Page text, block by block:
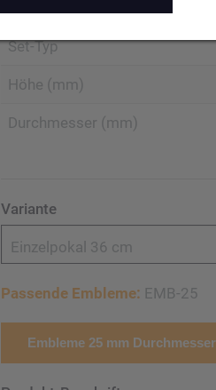
Set-Typ
Höhe (mm)
Durchmesser (mm)
Variante
Einzelpokal 36 cm
Passende Embleme: EMB-25
Embleme 25 mm